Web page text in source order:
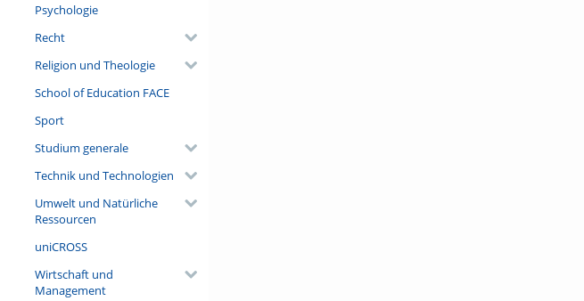
Psychologie
Recht
Religion und Theologie
School of Education FACE
Sport
Studium generale
Technik und Technologien
Umwelt und Natürliche
Ressourcen
uniCROSS
Wirtschaft und
Management